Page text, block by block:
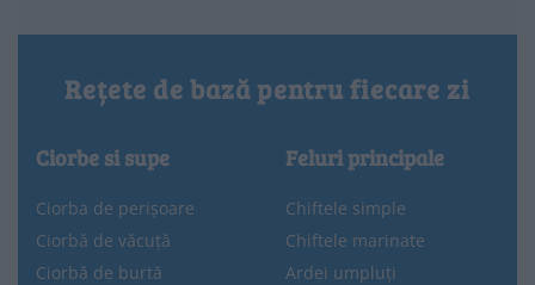
Rețete de bază pentru fiecare zi
Ciorbe si supe
Ciorba de perișoare
Ciorbă de văcuță
Ciorbă de burtă
Feluri principale
Chiftele simple
Chiftele marinate
Ardei umpluți